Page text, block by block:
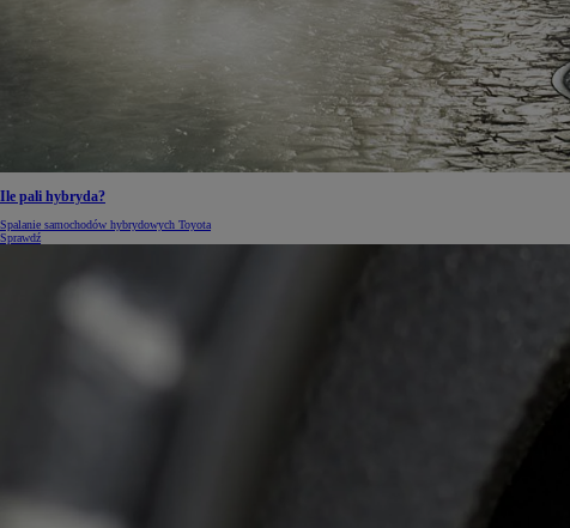
HYBRID
Ile pali hybryda?
Spalanie samochodów hybrydowych Toyota
Sprawdź